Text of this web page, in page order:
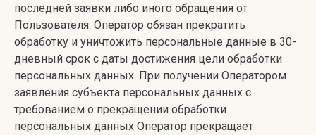
последней заявки либо иного обращения от
Пользователя. Оператор обязан прекратить
обработку и уничтожить персональные данные в 30-
дневный срок с даты достижения цели обработки
персональных данных. При получении Оператором
заявления субъекта персональных данных с
требованием о прекращении обработки
персональных данных Оператор прекращает